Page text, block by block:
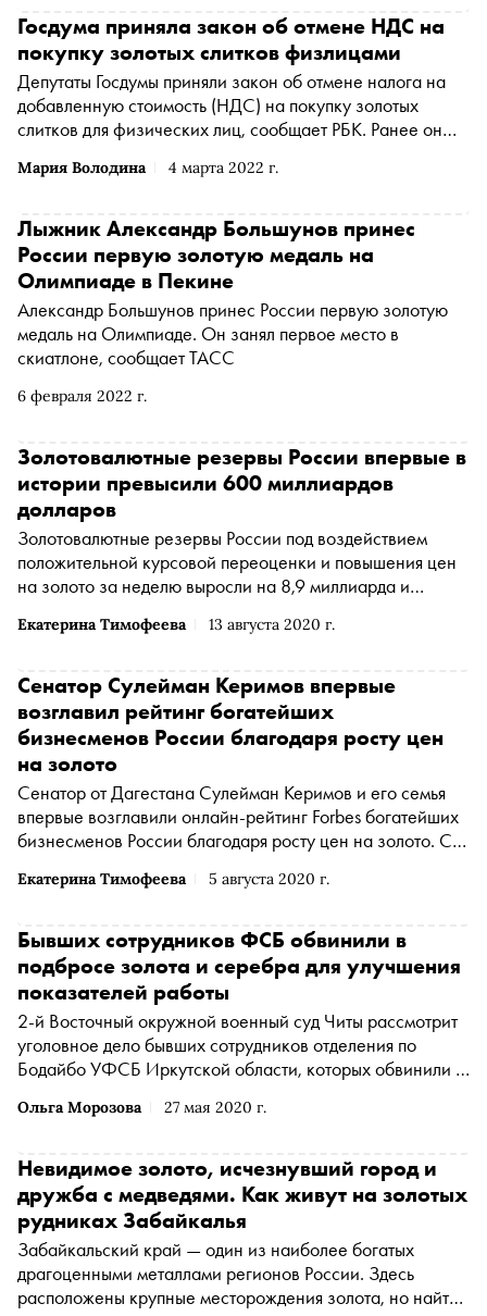
Мария Володина 4 марта 2022 г.
Госдума приняла закон об отмене НДС на
покупку золотых слитков физлицами
Депутаты Госдумы приняли закон об отмене налога на
добавленную стоимость (НДС) на покупку золотых
слитков для физических лиц, сообщает РБК. Ранее он
6 февраля 2022 г.
Лыжник Александр Большунов принес
России первую золотую медаль на
Олимпиаде в Пекине
Александр Большунов принес России первую золотую
медаль на Олимпиаде. Он занял первое место в
скиатлоне, сообщает ТАСС
Екатерина Тимофеева 13 августа 2020 г.
Золотовалютные резервы России впервые в
истории превысили 600 миллиардов
долларов
Золотовалютные резервы России под воздействием
положительной курсовой переоценки и повышения цен
на золото за неделю выросли на 8,9 миллиарда и
сообщает Банк России
Екатерина Тимофеева 5 августа 2020 г.
Сенатор Сулейман Керимов впервые
возглавил рейтинг богатейших
бизнесменов России благодаря росту цен
на золото
Сенатор от Дагестана Сулейман Керимов и его семья
впервые возглавили онлайн-рейтинг Forbes богатейших
бизнесменов России благодаря росту цен на золото. С
семья Керимова опередила бывшего лидера Владимира
Ольга Морозова 27 мая 2020 г.
Бывших сотрудников ФСБ обвинили в
подбросе золота и серебра для улучшения
показателей работы
2-й Восточный окружной военный суд Читы рассмотрит
уголовное дело бывших сотрудников отделения по
Бодайбо УФСБ Иркутской области, которых обвинили в
доказательств, незаконном обороте драгметаллов и
Невидимое золото, исчезнувший город и
дружба с медведями‎. Как живут на золотых
рудниках Забайкалья
Забайкальский край — один из наиболее богатых
драгоценными металлами регионов России. Здесь
расположены крупные месторождения золота, но найти